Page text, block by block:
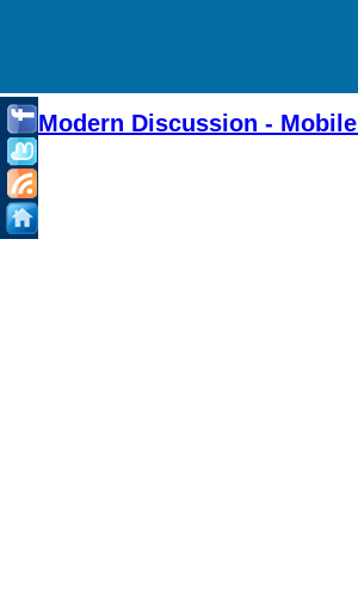
Modern Discussion - Mobile